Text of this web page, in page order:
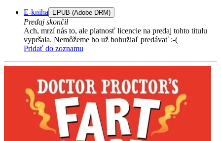
E-kniha EPUB (Adobe DRM)
Predaj skončil
Ach, mrzí nás to, ale platnosť licencie na predaj tohto titulu
vypršala. Nemôžeme ho už bohužiaľ predávať :-(
Pridať do zoznamu